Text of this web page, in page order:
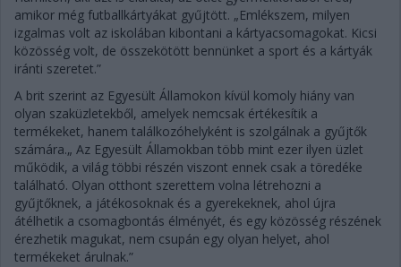
amikor még futballkártyákat gyűjtött. „Emlékszem, milyen
izgalmas volt az iskolában kibontani a kártyacsomagokat. Kicsi
közösség volt, de összekötött bennünket a sport és a kártyák
iránti szeretet.”
A brit szerint az Egyesült Államokon kívül komoly hiány van
olyan szaküzletekből, amelyek nemcsak értékesítik a
termékeket, hanem találkozóhelyként is szolgálnak a gyűjtők
számára.„ Az Egyesült Államokban több mint ezer ilyen üzlet
működik, a világ többi részén viszont ennek csak a töredéke
található. Olyan otthont szerettem volna létrehozni a
gyűjtőknek, a játékosoknak és a gyerekeknek, ahol újra
átélhetik a csomagbontás élményét, és egy közösség részének
érezhetik magukat, nem csupán egy olyan helyet, ahol
termékeket árulnak.”